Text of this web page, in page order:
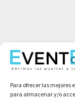
Para ofrecer las
para almacenar y/o